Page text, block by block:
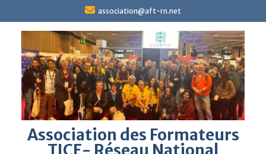
content
association@aft-rn.net
Association des Formateurs